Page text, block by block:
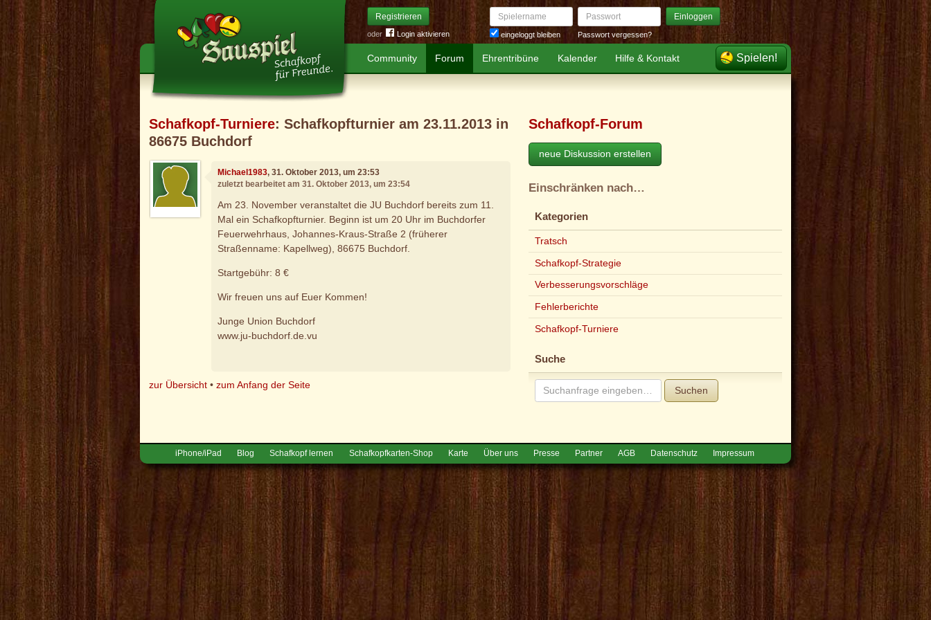
Registrieren
oder Login aktivieren
Spielername
eingeloggt bleiben
Passwort Einloggen
Passwort vergessen?
Community Forum Ehrentribüne Kalender Hilfe & Kontakt Spielen!
Schafkopf-Turniere: Schafkopfturnier am 23.11.2013 in
86675 Buchdorf
Michael1983, 31. Oktober 2013, um 23:53
zuletzt bearbeitet am 31. Oktober 2013, um 23:54
Am 23. November veranstaltet die JU Buchdorf bereits zum 11.
Mal ein Schafkopfturnier. Beginn ist um 20 Uhr im Buchdorfer
Feuerwehrhaus, Johannes-Kraus-Straße 2 (früherer
Straßenname: Kapellweg), 86675 Buchdorf.
Startgebühr: 8 €
Wir freuen uns auf Euer Kommen!
Junge Union Buchdorf
www.ju-buchdorf.de.vu
zur Übersicht •zum Anfang der Seite
Schafkopf-Forum
neue Diskussion erstellen
Einschränken nach…
Kategorien
Tratsch
Schafkopf-Strategie
Verbesserungsvorschläge
Fehlerberichte
Schafkopf-Turniere
Suche
Suchen
iPhone/iPad Blog Schafkopf lernen Schafkopfkarten-Shop Karte Über uns Presse Partner AGB Datenschutz Impressum